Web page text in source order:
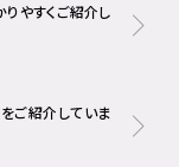
やすくご紹介し
ご紹介していま